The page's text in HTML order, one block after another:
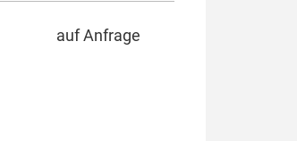
auf Anfrage